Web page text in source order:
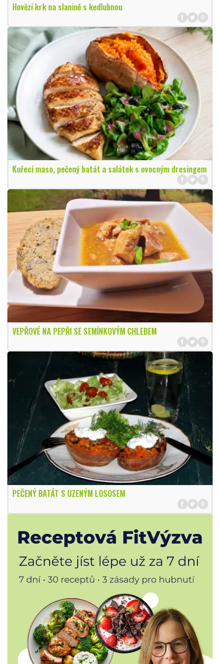
Hovězí krk na slanině s kedlubnou
Kuřecí maso, pečený batát a salátek s ovocným dresingem
VEPŘOVÉ NA PEPŘI SE SEMÍNKOVÝM CHLEBEM
PEČENÝ BATÁT S UZENÝM LOSOSEM